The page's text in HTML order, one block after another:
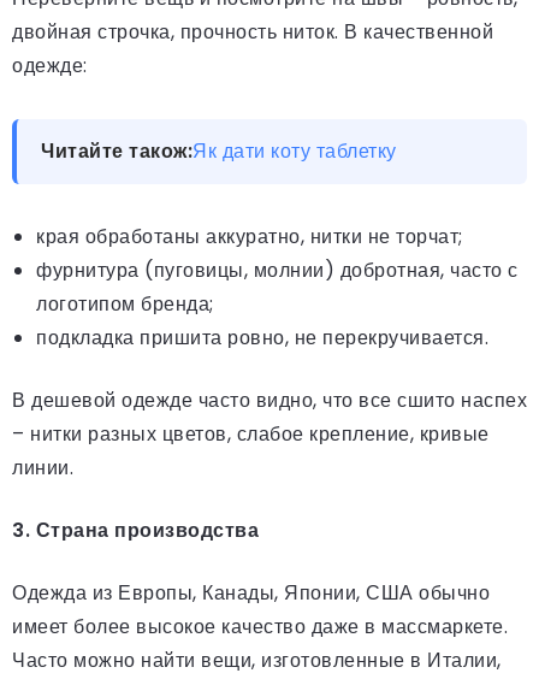
двойная строчка, прочность ниток. В качественной
одежде:
Читайте також:Як дати коту таблетку
края обработаны аккуратно, нитки не торчат;
фурнитура (пуговицы, молнии) добротная, часто с
логотипом бренда;
подкладка пришита ровно, не перекручивается.
В дешевой одежде часто видно, что все сшито наспех
– нитки разных цветов, слабое крепление, кривые
линии.
3. Страна производства
Одежда из Европы, Канады, Японии, США обычно
имеет более высокое качество даже в массмаркете.
Часто можно найти вещи, изготовленные в Италии,